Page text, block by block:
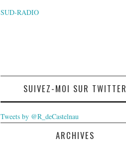
SUD-RADIO
SUIVEZ-MOI SUR TWITTER
Tweets by @R_deCastelnau
ARCHIVES